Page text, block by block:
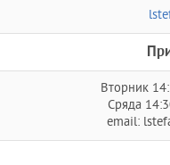
Вторник
Сряда
email: